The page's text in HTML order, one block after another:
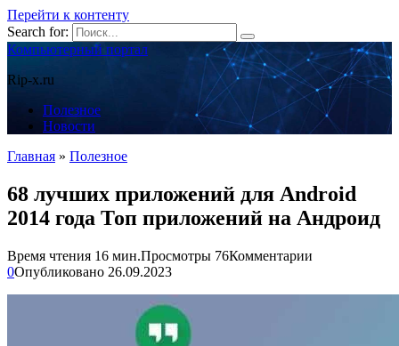
Перейти к контенту
Search for:
Компьютерный портал
Rip-x.ru
Полезное
Новости
Главная » Полезное
68 лучших приложений для Android
2014 года Топ приложений на Андроид
Время чтения 16 мин.Просмотры 76Комментарии
0Опубликовано 26.09.2023